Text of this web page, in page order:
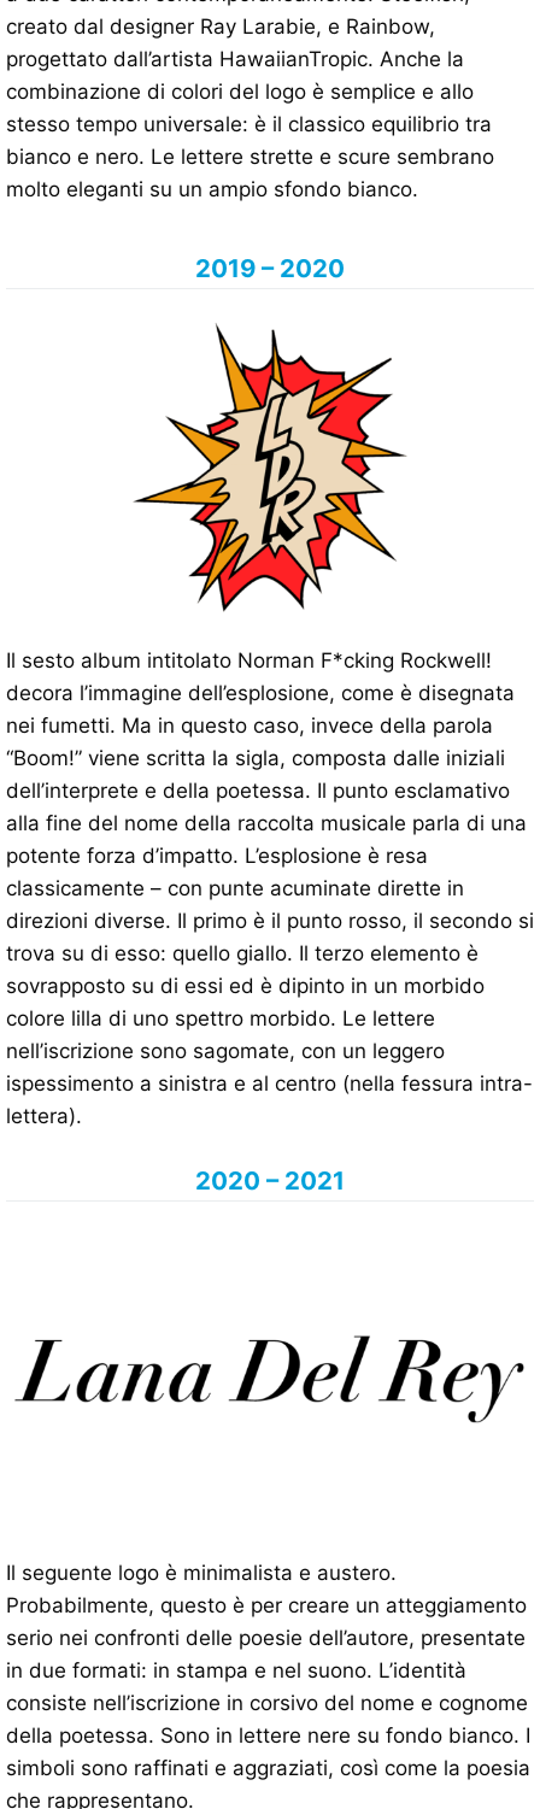
creato dal designer Ray Larabie, e Rainbow,
progettato dall’artista HawaiianTropic. Anche la
combinazione di colori del logo è semplice e allo
stesso tempo universale: è il classico equilibrio tra
bianco e nero. Le lettere strette e scure sembrano
molto eleganti su un ampio sfondo bianco.
2019 – 2020
Il sesto album intitolato Norman F*cking Rockwell!
decora l’immagine dell’esplosione, come è disegnata
nei fumetti. Ma in questo caso, invece della parola
“Boom!” viene scritta la sigla, composta dalle iniziali
dell’interprete e della poetessa. Il punto esclamativo
alla fine del nome della raccolta musicale parla di una
potente forza d’impatto. L’esplosione è resa
classicamente – con punte acuminate dirette in
direzioni diverse. Il primo è il punto rosso, il secondo si
trova su di esso: quello giallo. Il terzo elemento è
sovrapposto su di essi ed è dipinto in un morbido
colore lilla di uno spettro morbido. Le lettere
nell’iscrizione sono sagomate, con un leggero
ispessimento a sinistra e al centro (nella fessura intra-
lettera).
2020 – 2021
Il seguente logo è minimalista e austero.
Probabilmente, questo è per creare un atteggiamento
serio nei confronti delle poesie dell’autore, presentate
in due formati: in stampa e nel suono. L’identità
consiste nell’iscrizione in corsivo del nome e cognome
della poetessa. Sono in lettere nere su fondo bianco. I
simboli sono raffinati e aggraziati, così come la poesia
che rappresentano.